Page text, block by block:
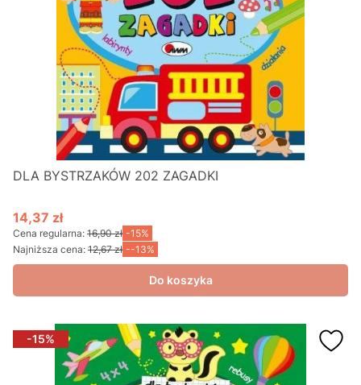
DLA BYSTRZAKÓW 202 ZAGADKI
Cena promocyjna
14,37 zł
Cena regularna: 16,90 zł -15%
Najniższa cena: 12,67 zł --13%
Do koszyka
-15%